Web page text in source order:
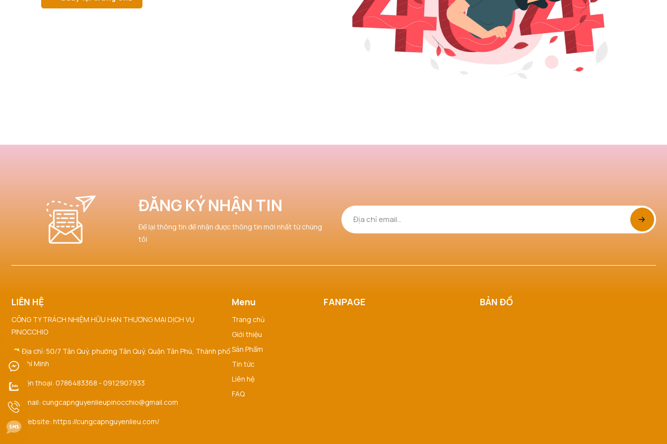
ĐĂNG KÝ NHẬN TIN
Để lại thông tin để nhận được thông tin mới nhất từ chúng
tôi
LIÊN HỆ
CÔNG TY TRÁCH NHIỆM HỮU HẠN THƯƠNG MẠI DỊCH VỤ
PINOCCHIO
Địa chỉ: 50/7 Tân Quý, phường Tân Quý, Quận Tân Phú, Thành phố
Hồ Chí Minh
Điện thoại: 0786483368 - 0912907933
Email: cungcapnguyenlieupinocchio@gmail.com
Website: https://cungcapnguyenlieu.com/
Menu
Trang chủ
Giới thiệu
Sản Phẩm
Tin tức
Liên hệ
FAQ
FANPAGE BẢN ĐỒ